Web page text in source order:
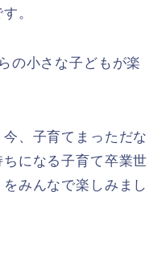
。
の小さな子どもが楽
、子育てまっただな
になる子育て卒業世
みんなで楽しみまし